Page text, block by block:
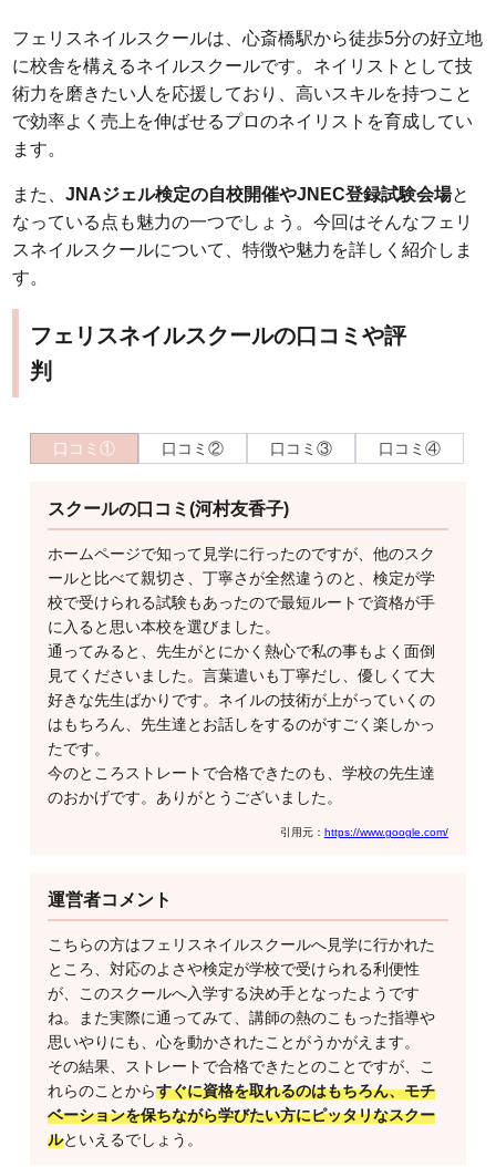
フェリスネイルスクールは、心斎橋駅から徒歩5分の好立地
に校舎を構えるネイルスクールです。ネイリストとして技
術力を磨きたい人を応援しており、高いスキルを持つこと
で効率よく売上を伸ばせるプロのネイリストを育成してい
ます。
また、JNAジェル検定の自校開催やJNEC登録試験会場と
なっている点も魅力の一つでしょう。今回はそんなフェリ
スネイルスクールについて、特徴や魅力を詳しく紹介しま
す。
フェリスネイルスクールの口コミや評
判
口コミ① 口コミ② 口コミ③ 口コミ④
スクールの口コミ(河村友香子)
ホームページで知って見学に行ったのですが、他のスク
ールと比べて親切さ、丁寧さが全然違うのと、検定が学
校で受けられる試験もあったので最短ルートで資格が手
に入ると思い本校を選びました。
通ってみると、先生がとにかく熱心で私の事もよく面倒
見てくださいました。言葉遣いも丁寧だし、優しくて大
好きな先生ばかりです。ネイルの技術が上がっていくの
はもちろん、先生達とお話しをするのがすごく楽しかっ
たです。
今のところストレートで合格できたのも、学校の先生達
のおかげです。ありがとうございました。
引用元： https://www.google.com/
運営者コメント
こちらの方はフェリスネイルスクールへ見学に行かれた
ところ、対応のよさや検定が学校で受けられる利便性
が、このスクールへ入学する決め手となったようです
ね。また実際に通ってみて、講師の熱のこもった指導や
思いやりにも、心を動かされたことがうかがえます。
その結果、ストレートで合格できたとのことですが、こ
れらのことからすぐに資格を取れるのはもちろん、モチ
ベーションを保ちながら学びたい方にピッタリなスクー
ルといえるでしょう。